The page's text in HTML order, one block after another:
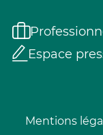
Espace
Mentions